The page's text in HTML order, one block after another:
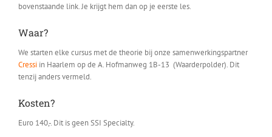
bovenstaande link. Je krijgt hem dan op je eerste les.
Waar?
We starten elke cursus met de theorie bij onze samenwerkingspartner
Cressi in Haarlem op de A. Hofmanweg 1B-13 (Waarderpolder). Dit
tenzij anders vermeld.
Kosten?
Euro 140,-. Dit is geen SSI Specialty.